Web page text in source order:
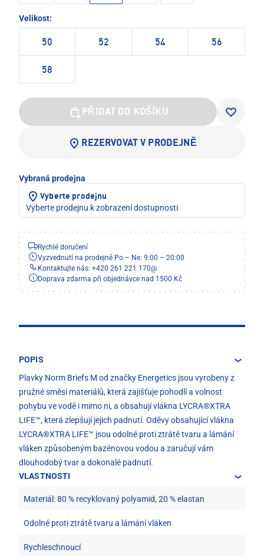
Velikost:
50 52 54 56
58
PŘIDAT DO KOŠÍKU
REZERVOVAT V PRODEJNĚ
Vybraná prodejna
Vyberte prodejnu
Vyberte prodejnu k zobrazení dostupnosti
Rychlé doručení
Vyzvednutí na prodejně Po – Ne: 9:00 – 20:00
Kontaktujte nás: +420 261 221 170@
Doprava zdarma při objednávce nad 1500 Kč
POPIS
Plavky Norm Briefs M od značky Energetics jsou vyrobeny z
pružné směsi materiálů, která zajišťuje pohodlí a volnost
pohybu ve vodě i mimo ni, a obsahují vlákna LYCRA®XTRA
LIFE™, která zlepšují jejich padnutí. Oděvy obsahující vlákna
LYCRA®XTRA LIFE™ jsou odolné proti ztrátě tvaru a lámání
vláken způsobeným bazénovou vodou a zaručují vám
dlouhodobý tvar a dokonalé padnutí.
VLASTNOSTI
Materiál: 80 % recyklovaný polyamid, 20 % elastan
Odolné proti ztrátě tvaru a lámání vláken
Rychleschnoucí